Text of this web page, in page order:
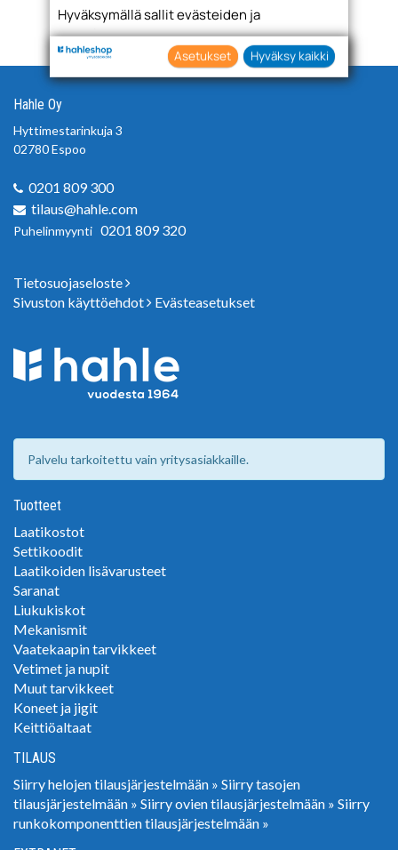
Hahle Oy
Hyttimestarinkuja 3
02780 Espoo
0201 809 300
tilaus@hahle.com
Puhelinmyynti 0201 809 320
Tietosuojaseloste
Sivuston käyttöehdot
Evästeasetukset
Palvelu tarkoitettu vain yritysasiakkaille.
Tuotteet
Laatikostot
Settikoodit
Laatikoiden lisävarusteet
Saranat
Liukukiskot
Mekanismit
Vaatekaapin tarvikkeet
Vetimet ja nupit
Muut tarvikkeet
Koneet ja jigit
Keittiöaltaat
TILAUS
Siirry helojen tilausjärjestelmään » Siirry tasojen
tilausjärjestelmään » Siirry ovien tilausjärjestelmään » Siirry
runkokomponenttien tilausjärjestelmään »
Hyväksymällä sallit evästeiden ja
teknologioiden käytön tietojesi keräämiseen
sekä käyttämiseen. Voit myös antaa
suostumuksesi valikoiden klikkaamalla
Asetukset Hyväksy kaikki